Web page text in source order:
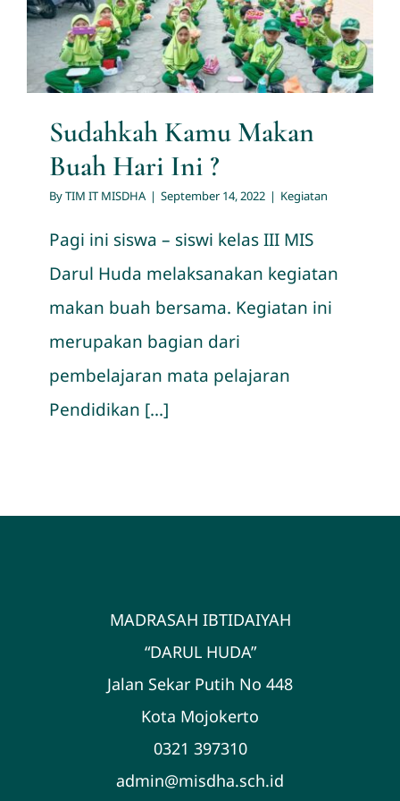
Hubungi Kami
Hari Ini ?
Kegiatan
Sudahkah Kamu Makan
Buah Hari Ini ?
ByTIM IT MISDHA | September 14, 2022 | Kegiatan
Pagi ini siswa – siswi kelas III MIS
Darul Huda melaksanakan kegiatan
makan buah bersama. Kegiatan ini
merupakan bagian dari
pembelajaran mata pelajaran
Pendidikan [...]
MADRASAH IBTIDAIYAH
“DARUL HUDA”
Jalan Sekar Putih No 448
Kota Mojokerto
0321 397310
admin@misdha.sch.id